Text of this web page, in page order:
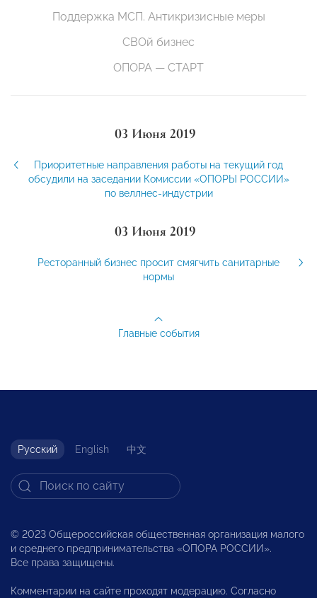
Поддержка МСП. Антикризисные меры
СВОй бизнес
ОПОРА — СТАРТ
03 Июня 2019
Приоритетные направления работы на текущий год
обсудили на заседании Комиссии «ОПОРЫ РОССИИ»
по веллнес-индустрии
03 Июня 2019
Ресторанный бизнес просит смягчить санитарные
нормы
Главные события
Русский English 中文
© 2023 Общероссийская общественная организация малого
и среднего предпринимательства «ОПОРА РОССИИ».
Все права защищены.
Комментарии на сайте проходят модерацию. Согласно